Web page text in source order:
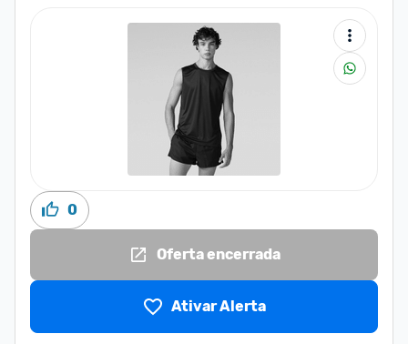
0
Oferta encerrada
Ativar Alerta